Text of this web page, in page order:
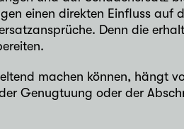
einen direkten Einfluss auf
Denn die
machen können, hängt
Genugtuung oder der